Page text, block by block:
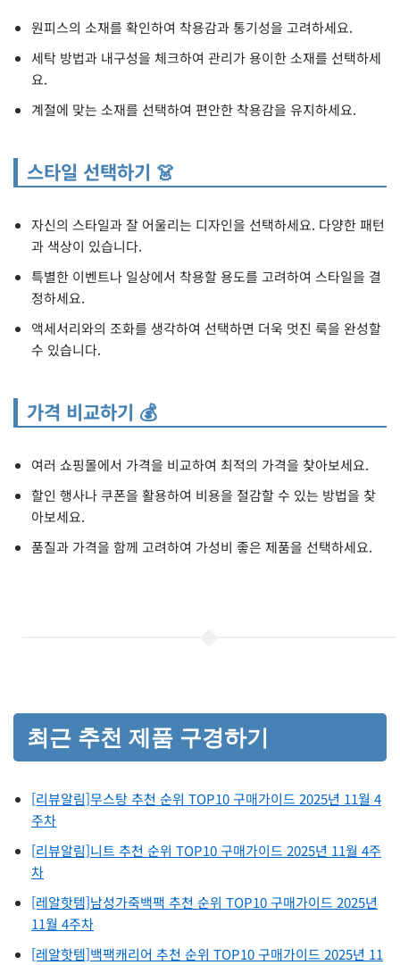
원피스의 소재를 확인하여 착용감과 통기성을 고려하세요.
세탁 방법과 내구성을 체크하여 관리가 용이한 소재를 선택하세
요.
계절에 맞는 소재를 선택하여 편안한 착용감을 유지하세요.
스타일 선택하기 👗
자신의 스타일과 잘 어울리는 디자인을 선택하세요. 다양한 패턴
과 색상이 있습니다.
특별한 이벤트나 일상에서 착용할 용도를 고려하여 스타일을 결
정하세요.
액세서리와의 조화를 생각하여 선택하면 더욱 멋진 룩을 완성할
수 있습니다.
가격 비교하기 💰
여러 쇼핑몰에서 가격을 비교하여 최적의 가격을 찾아보세요.
할인 행사나 쿠폰을 활용하여 비용을 절감할 수 있는 방법을 찾
아보세요.
품질과 가격을 함께 고려하여 가성비 좋은 제품을 선택하세요.
최근 추천 제품 구경하기
[리뷰알림]무스탕 추천 순위 TOP10 구매가이드 2025년 11월 4
주차
[리뷰알림]니트 추천 순위 TOP10 구매가이드 2025년 11월 4주
차
[레알핫템]남성가죽백팩 추천 순위 TOP10 구매가이드 2025년
11월 4주차
[레알핫템]백팩캐리어 추천 순위 TOP10 구매가이드 2025년 11